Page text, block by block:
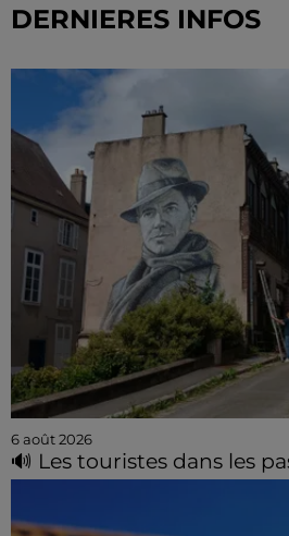
DERNIERES INFOS
6 août 2026
🔊 Les touristes dans les